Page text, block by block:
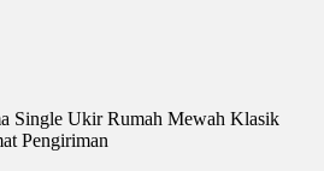
Single Ukir Rumah Mewah Klasik
Pengiriman